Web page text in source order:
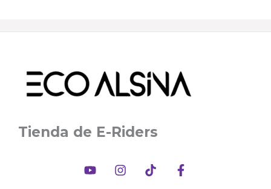
Tienda de E-Riders